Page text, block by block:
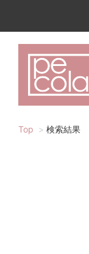
Top 検索結果